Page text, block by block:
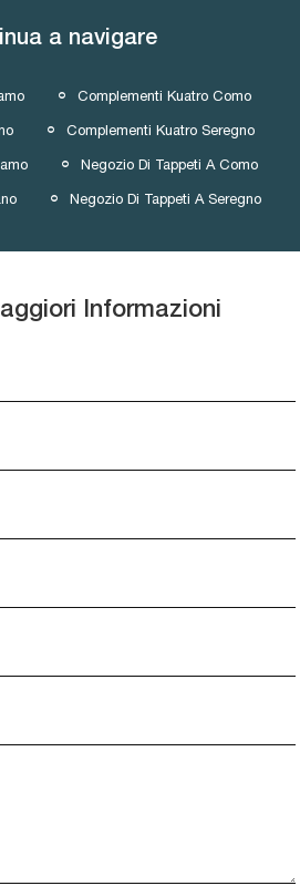
a navigare
Complementi Kuatro Como
Complementi Kuatro Seregno
Negozio Di Tappeti A Como
Negozio Di Tappeti A Seregno
Informazioni